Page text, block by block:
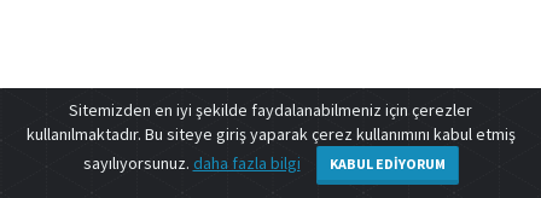
Sitemizden en iyi şekilde faydalanabilmeniz için çerezler
kullanılmaktadır. Bu siteye giriş yaparak çerez kullanımını kabul etmiş
sayılıyorsunuz. daha fazla bilgi KABUL EDIYORUM